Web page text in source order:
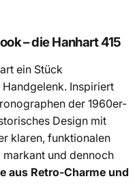
– die Hanhart 415
ein Stück
Inspiriert
der 1960er-
Design mit
klaren, funktionalen
und dennoch
aus Retro-Charme und